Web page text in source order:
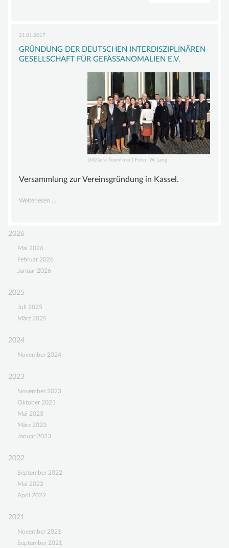
21.01.2017
GRÜNDUNG DER DEUTSCHEN INTERDISZIPLINÄREN
GESELLSCHAFT FÜR GEFÄSSANOMALIEN E.V.
DiGGefa Teamfoto | Foto: W. Lang
Versammlung zur Vereinsgründung in Kassel.
Weiterlesen …
2026
Mai 2026
Februar 2026
Januar 2026
2025
Juli 2025
März 2025
2024
November 2024
2023
November 2023
Oktober 2023
Mai 2023
März 2023
Januar 2023
2022
September 2022
Mai 2022
April 2022
2021
November 2021
September 2021